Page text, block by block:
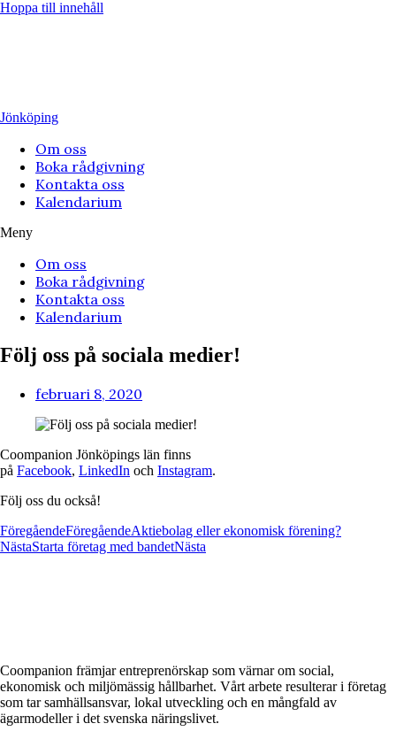
Hoppa till innehåll
Jönköping
Om oss
Boka rådgivning
Kontakta oss
Kalendarium
Meny
Om oss
Boka rådgivning
Kontakta oss
Kalendarium
Följ oss på sociala medier!
februari 8, 2020
Coompanion Jönköpings län finns
på Facebook, LinkedIn och Instagram.
Följ oss du också!
FöregåendeFöregåendeAktiebolag eller ekonomisk förening?
NästaStarta företag med bandetNästa
Coompanion främjar entreprenörskap som värnar om social,
ekonomisk och miljömässig hållbarhet. Vårt arbete resulterar i företag
som tar samhällsansvar, lokal utveckling och en mångfald av
ägarmodeller i det svenska näringslivet.